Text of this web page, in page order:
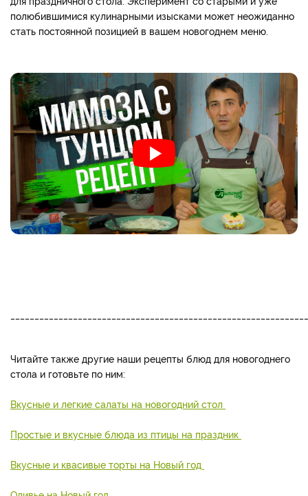
полюбившимися кулинарными изысками может неожиданно
стать постоянной позицией в вашем новогоднем меню.
Читайте также другие наши рецепты блюд для новогоднего
стола и готовьте по ним:
Вкусные и легкие салаты на новогодний стол
Простые и вкусные блюда из птицы на праздник
Вкусные и квасивые торты на Новый год